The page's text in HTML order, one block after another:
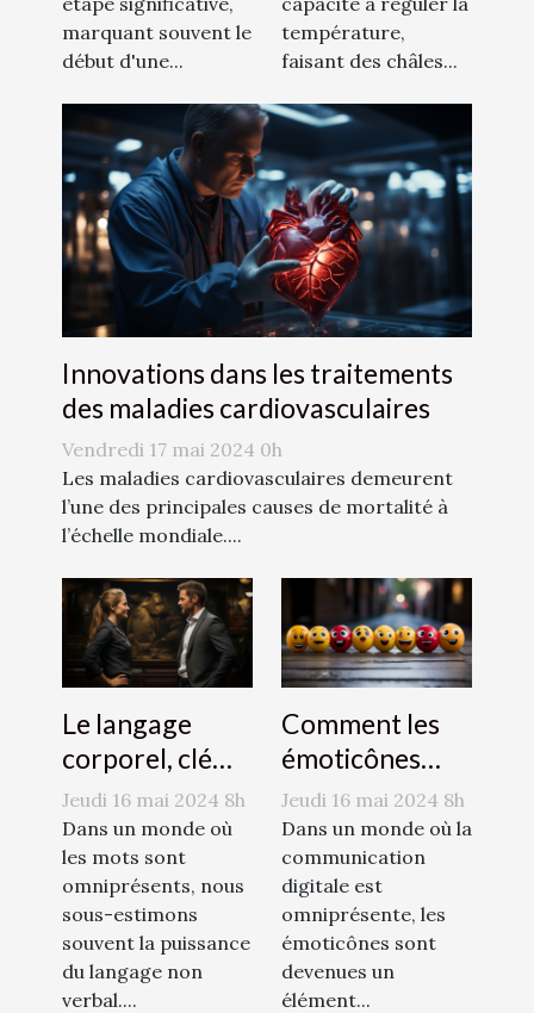
marquant souvent le
début d'une...
température,
faisant des châles...
Innovations dans les traitements
des maladies cardiovasculaires
Vendredi 17 mai 2024 0h
Les maladies cardiovasculaires demeurent
l’une des principales causes de mortalité à
l’échelle mondiale....
Le langage
corporel, clé
d'une
communication
efficace
Jeudi 16 mai 2024 8h
Dans un monde où
les mots sont
omniprésents, nous
sous-estimons
souvent la puissance
du langage non
verbal....
Comment les
émoticônes
révolutionnent
la
communication
Jeudi 16 mai 2024 8h
Dans un monde où la
communication
digitale est
omniprésente, les
émoticônes sont
devenues un
élément...